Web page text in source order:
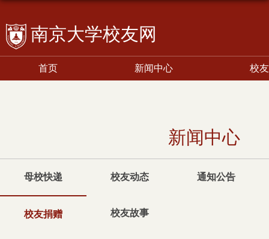
校友网
首页 新闻中心 校
新闻中心
母校快递 校友动态 通知公告
校友捐赠 校友故事